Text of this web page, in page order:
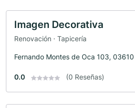
Imagen Decorativa
Renovación · Tapicería
Fernando Montes de Oca 103,
0.0 (0 Reseñas)